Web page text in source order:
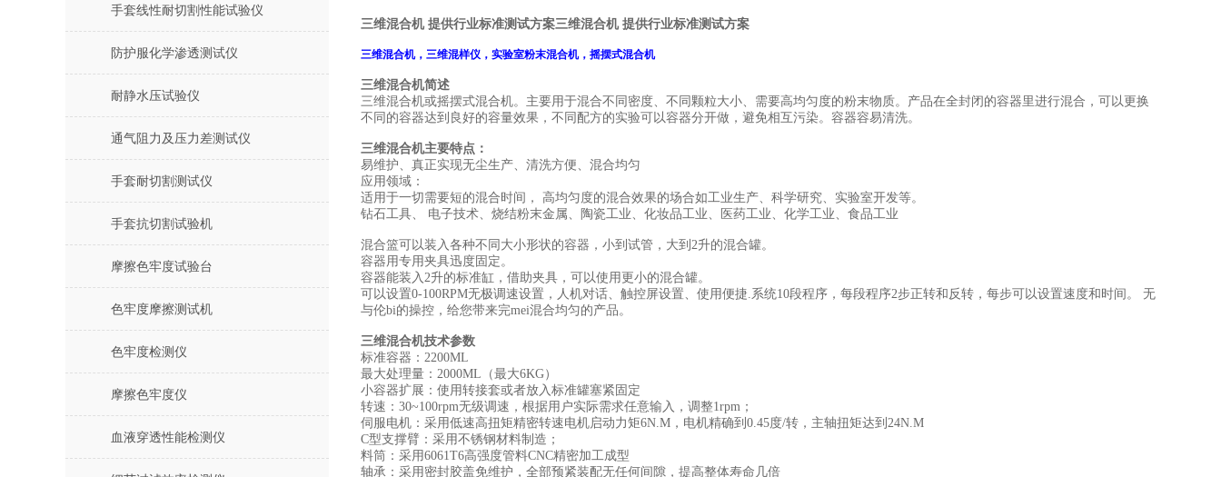
手套线性耐切割性能试验仪
防护服化学渗透测试仪
耐静水压试验仪
通气阻力及压力差测试仪
手套耐切割测试仪
手套抗切割试验机
摩擦色牢度试验台
色牢度摩擦测试机
色牢度检测仪
摩擦色牢度仪
血液穿透性能检测仪
三维混合机 提供行业标准测试方案三维混合机 提供行业标准测试方案
三维混合机，三维混样仪，实验室粉末混合机，摇摆式混合机
三维混合机简述
三维混合机或摇摆式混合机。主要用于混合不同密度、不同颗粒大小、需要高均匀度的粉末物质。 产品在全封闭的容器里进行混合，可以更换
不同的容器达到良好的容量效果，不同配方的实验可以容器分开做，避免相互污染。容器容易清洗。
三维混合机主要特点：
易维护、 真正实现无尘生产、 清洗方便、混合均匀
应用领域：
适用于一切需要短的混合时间，
高均匀度的混合效果的场合如工业生产、科学研究、实验室开发等。
钻石工具、
电子技术、烧结粉末金属、陶瓷工业、化妆品工业、医药工业、化学工业、食品工业
混合篮可以装入各种不同大小形状的容器，小到试管，大到 2升的混合罐。
容器用专用夹具迅度固定。
容器能装入2升的标准缸，借助夹具，可以使用更小的混合罐。
可以设置0-100RPM无极调速设置， 人机对话、触控屏设置、 使用便捷.系统10段程序，每段程序2步正转和反转，每步可以设置速度和时间。 无
与伦bi的操控，给您带来完mei混合均匀的产品。
三维混合机技术参数
标准容器： 2200ML
最大处理量： 2000ML （最大6KG）
小容器扩展：使用转接套或者放入标准罐塞紧固定
转速 ： 30~100rpm无级调速，根据用户实际需求任意输入，调整1rpm ；
伺服电机：采用低速高扭矩精密转速电机启动力矩6N.M ，电机精确到 0.45度/转，主轴扭矩达到 24N.M
C型支撑臂：采用不锈钢材料制造；
料筒：采用6061T6高强度管料CNC精密加工成型
轴承：采用密封胶盖免维护，全部预紧装配无任何间隙，提高整体寿命几倍